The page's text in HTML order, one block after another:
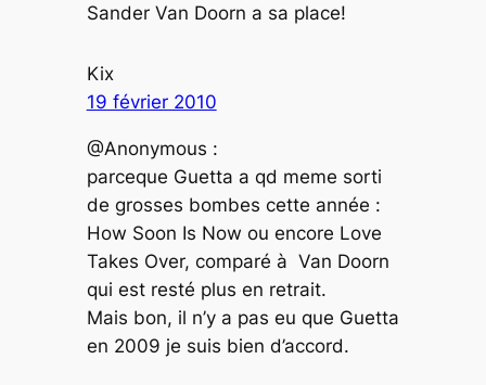
Sander Van Doorn a sa place!
Kix
19 février 2010
@Anonymous :
parceque Guetta a qd meme sorti
de grosses bombes cette année :
How Soon Is Now ou encore Love
Takes Over, comparé à Van Doorn
qui est resté plus en retrait.
Mais bon, il n’y a pas eu que Guetta
en 2009 je suis bien d’accord.